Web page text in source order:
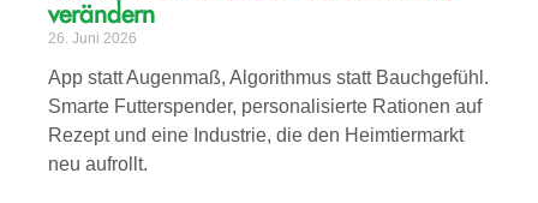
verändern
26. Juni 2026
App statt Augenmaß, Algorithmus statt Bauchgefühl.
Smarte Futterspender, personalisierte Rationen auf
Rezept und eine Industrie, die den Heimtiermarkt
neu aufrollt.